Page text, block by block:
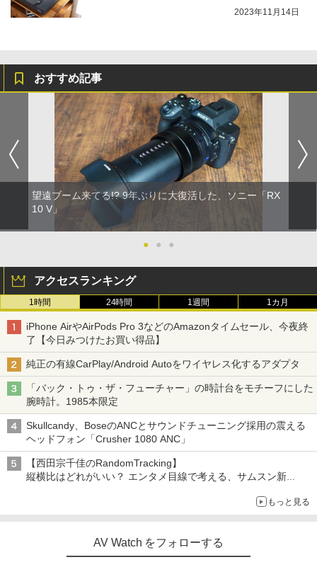
2023年11月14日
おすすめ記事
望遠ブーム来てる!? 9年ぶりに大復活した、ソニー「RX
10 V」
● ● ●
アクセスランキング
1時間 24時間 1週間 1カ月
iPhone AirやAirPods Pro 3などのAmazonタイムセール、今夜終
了【今日みつけたお買い得品】
純正の有線CarPlay/Android Autoをワイヤレス化するアダプタ
「バック・トゥ・ザ・フューチャー」の時計台をモチーフにした
腕時計。1985本限定
Skullcandy、BoseのANCとサウンドチューニング採用の震える
ヘッドフォン「Crusher 1080 ANC」
【西田宗千佳のRandomTracking】
縦横比はどれがいい？ エンタメ目線で考える、サムスン新
もっと見る
AV Watch をフォローする